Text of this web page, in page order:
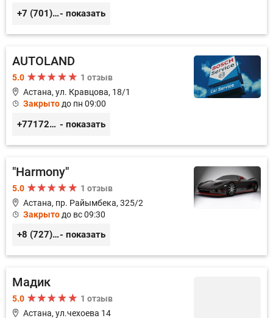
+7 (701) 336-54-74- показать
AUTOLAND
5.0
1 отзыв
Астана, ул. Кравцова, 18/1
Закрытодо пн 09:00
+77172571919 - показать
"Harmony"
5.0
1 отзыв
Астана, пр. Райымбека, 325/2
Закрыто до вс 09:30
+8 (727) 241-47-31- показать
Мадик
5.0
1 отзыв
Астана, ул.чехоева 14